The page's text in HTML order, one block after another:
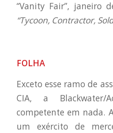
“Vanity Fair”, janeiro
“Tycoon, Contractor,
FOLHA
Exceto esse ramo de
CIA, a Blackwater/
competente em nada.
um exército de